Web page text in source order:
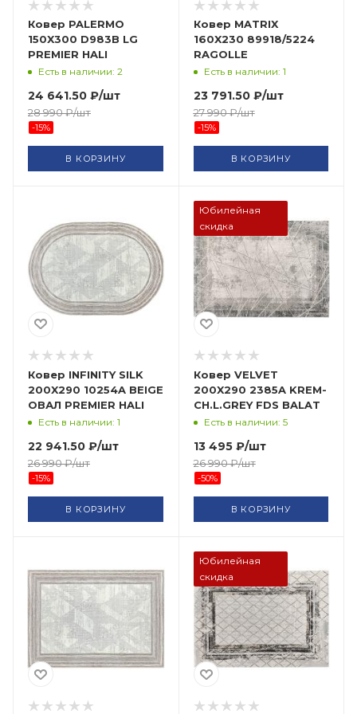
Ковер PALERMO
150X300 D983B LG
PREMIER HALI
Есть в наличии: 2
24 641.50 ₽/шт
28 990₽/шт
-15%
В КОРЗИНУ
Ковер MATRIX
160X230 89918/5224
RAGOLLE
Есть в наличии: 1
23 791.50₽/шт
27 990₽/шт
-15%
В КОРЗИНУ
Ковер INFINITY SILK
200X290 10254A BEIGE
ОВАЛ PREMIER HALI
Есть в наличии: 1
22 941.50 ₽/шт
26 990₽/шт
-15%
В КОРЗИНУ
Юбилейная
скидка
Ковер VELVET
200X290 2385A KREM-
CH.L.GREY FDS BALAT
Есть в наличии: 5
13 495₽/шт
26 990₽/шт
-50%
В КОРЗИНУ
Юбилейная
скидка